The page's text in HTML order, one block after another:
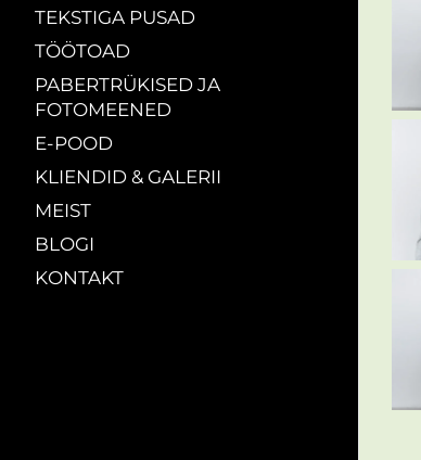
TEKSTIGA PUSAD
TÖÖTOAD
PABERTRÜKISED JA
FOTOMEENED
E-POOD
KLIENDID & GALERII
MEIST
BLOGI
KONTAKT